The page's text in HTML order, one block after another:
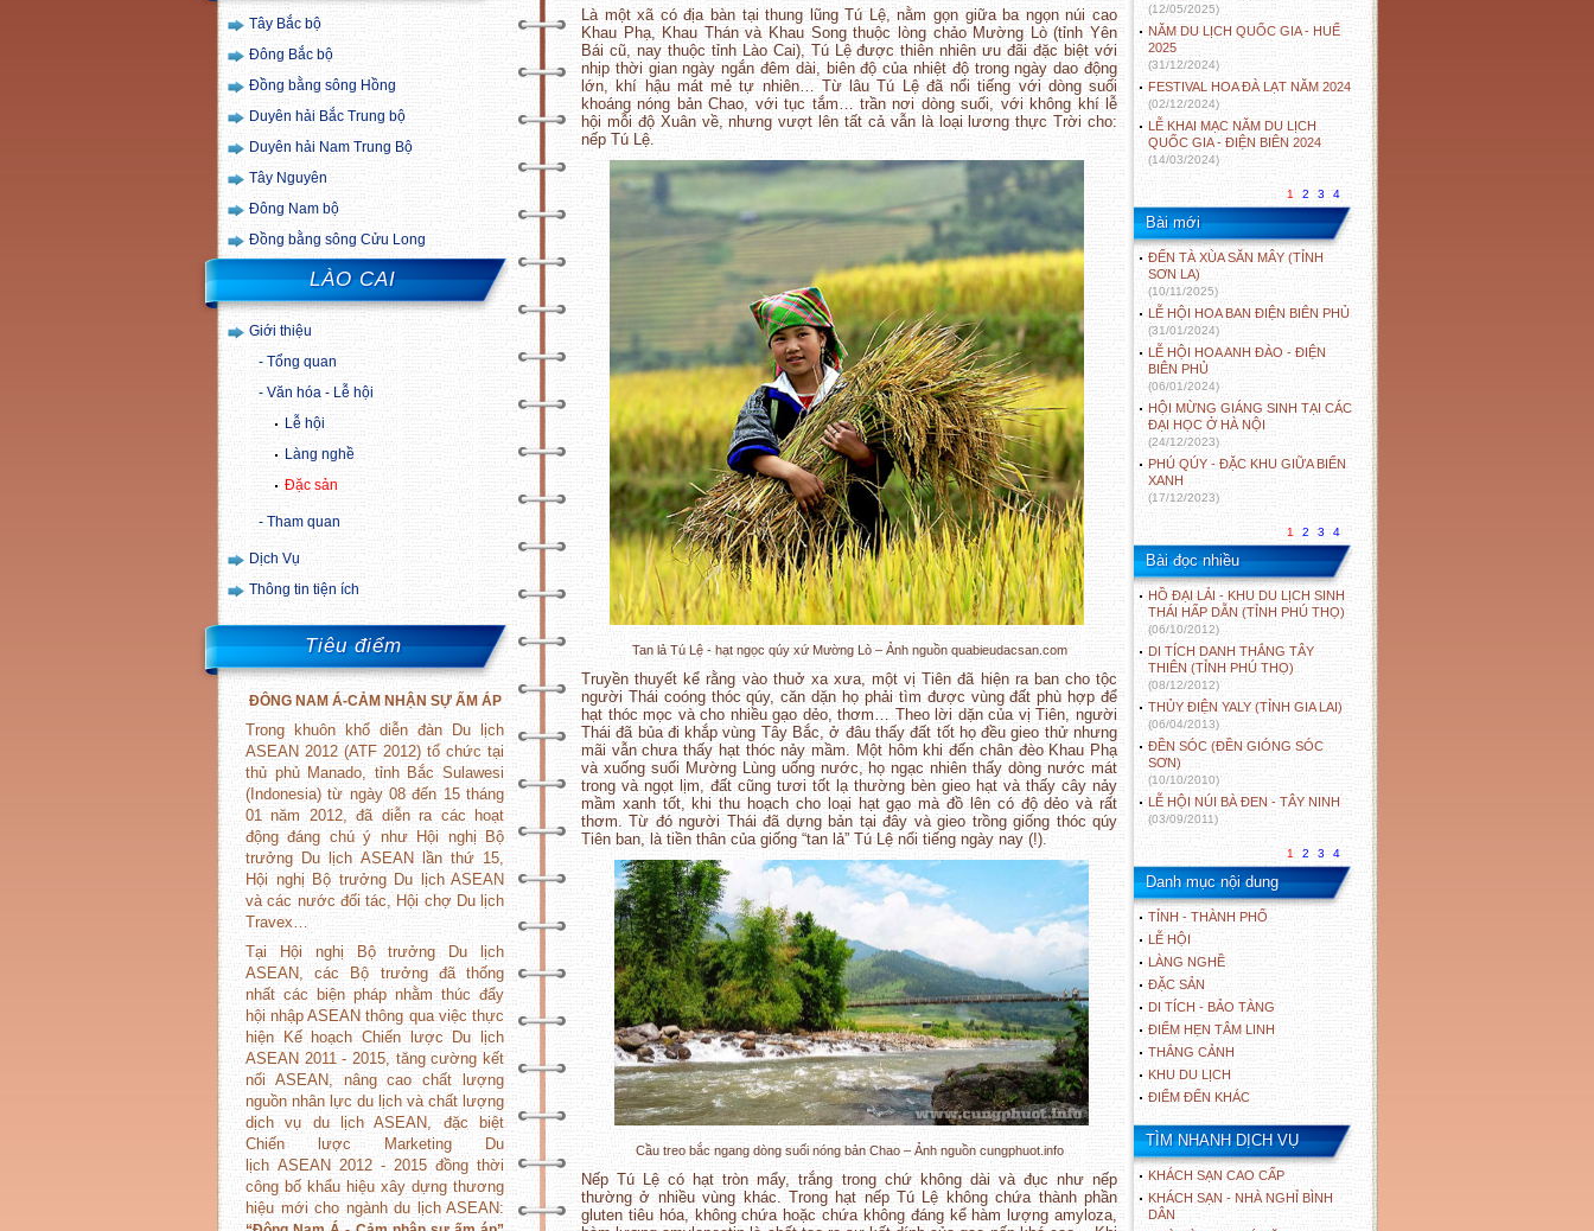
Tây Bắc bộ
Đông Bắc bộ
Đồng bằng sông Hồng
Duyên hải Bắc Trung bộ
Duyên hải Nam Trung Bộ
Tây Nguyên
Đông Nam bộ
Đồng bằng sông Cửu Long
LÀO CAI
Giới thiệu
Tổng quan
Văn hóa - Lễ hội
Lễ hội
Làng nghề
Đặc sản
Tham quan
Dịch Vụ
Thông tin tiện ích
Tiêu điểm
ĐÔNG NAM Á-CẢM NHẬN SỰ ẤM ÁP
Trong khuôn khổ diễn đàn Du lịch
ASEAN 2012 (ATF 2012) tổ chức tại
thủ phủ Manado, tỉnh Bắc Sulawesi
(Indonesia) từ ngày 08 đến 15 tháng
01 năm 2012, đã diễn ra các hoạt
động đáng chú ý như Hội nghị Bộ
trưởng Du lịch ASEAN lần thứ 15,
Hội nghị Bộ trưởng Du lịch ASEAN
và các nước đối tác, Hội chợ Du lịch
Travex…
Tại Hội nghị Bộ trưởng Du lịch
ASEAN, các Bộ trưởng đã thống
nhất các biện pháp nhằm thúc đẩy
hội nhập ASEAN thông qua việc thực
hiện Kế hoạch Chiến lược Du lịch
ASEAN 2011 - 2015, tăng cường kết
nối ASEAN, nâng cao chất lượng
nguồn nhân lực du lịch và chất lượng
dịch vụ du lịch ASEAN, đặc biệt
Chiến lược Marketing Du
lịch ASEAN 2012 - 2015 đồng thời
công bố khẩu hiệu xây dựng thương
hiệu mới cho ngành du lịch ASEAN:
Là một xã có địa bàn tại thung lũng Tú Lệ, nằm gọn giữa ba ngọn núi cao
Khau Phạ, Khau Thán và Khau Song thuộc lòng chảo Mường Lò (tỉnh Yên
Bái cũ, nay thuộc tỉnh Lào Cai), Tú Lệ được thiên nhiên ưu đãi đặc biệt với
nhịp thời gian ngày ngắn đêm dài, biên độ của nhiệt độ trong ngày dao động
lớn, khí hậu mát mẻ tự nhiên… Từ lâu Tú Lệ đã nổi tiếng với dòng suối
khoáng nóng bản Chao, với tục tắm… trần nơi dòng suối, với không khí lễ
hội mỗi độ Xuân về, nhưng vượt lên tất cả vẫn là loại lương thực Trời cho:
nếp Tú Lệ.
Tan lả Tú Lệ - hạt ngọc qúy xứ Mường Lò – Ảnh nguồn quabieudacsan.com
Truyền thuyết kể rằng vào thuở xa xưa, một vị Tiên đã hiện ra ban cho tộc
người Thái coóng thóc qúy, căn dặn họ phải tìm được vùng đất phù hợp để
hạt thóc mọc và cho nhiều gạo dẻo, thơm… Theo lời dặn của vị Tiên, người
Thái đã bủa đi khắp vùng Tây Bắc, ở đâu thấy đất tốt họ đều gieo thử nhưng
mãi vẫn chưa thấy hạt thóc nảy mầm. Một hôm khi đến chân đèo Khau Phạ
và xuống suối Mường Lùng uống nước, họ ngạc nhiên thấy dòng nước mát
trong và ngọt lịm, đất cũng tươi tốt lạ thường bèn gieo hạt và thấy cây nảy
mầm xanh tốt, khi thu hoạch cho loại hạt gạo mà đồ lên có độ dẻo và rất
thơm. Từ đó người Thái đã dựng bản tại đây và gieo trồng giống thóc qúy
Tiên ban, là tiền thân của giống “tan lả” Tú Lệ nổi tiếng ngày nay (!).
Cầu treo bắc ngang dòng suối nóng bản Chao – Ảnh nguồn cungphuot.info
Nếp Tú Lệ có hạt tròn mẩy, trắng trong chứ không dài và đục như nếp
thường ở nhiều vùng khác. Trong hạt nếp Tú Lệ không chứa thành phần
gluten tiêu hóa, không chứa hoặc chứa không đáng kể hàm lượng amyloza,
(12/05/2025)
NĂM DU LỊCH QUỐC GIA - HUẾ
2025
(31/12/2024)
FESTIVAL HOA ĐÀ LẠT NĂM 2024
(02/12/2024)
LỄ KHAI MẠC NĂM DU LỊCH
QUỐC GIA - ĐIỆN BIÊN 2024
(14/03/2024)
1 2 3 4
Bài mới
ĐẾN TÀ XÙA SĂN MÂY (TỈNH
SƠN LA)
(10/11/2025)
LỄ HỘI HOA BAN ĐIỆN BIÊN PHỦ
(31/01/2024)
LỄ HỘI HOA ANH ĐÀO - ĐIỆN
BIÊN PHỦ
(06/01/2024)
HỘI MỪNG GIÁNG SINH TẠI CÁC
ĐẠI HỌC Ở HÀ NỘI
(24/12/2023)
PHÚ QÚY - ĐẶC KHU GIỮA BIỂN
XANH
(17/12/2023)
1 2 3 4
Bài đọc nhiều
HỒ ĐẠI LẢI - KHU DU LỊCH SINH
THÁI HẤP DẪN (TỈNH PHÚ THỌ)
(06/10/2012)
DI TÍCH DANH THẮNG TÂY
THIÊN (TỈNH PHÚ THỌ)
(08/12/2012)
THỦY ĐIỆN YALY (TỈNH GIA LAI)
(06/04/2013)
ĐỀN SÓC (ĐỀN GIÓNG SÓC
SƠN)
(10/10/2010)
LỄ HỘI NÚI BÀ ĐEN - TÂY NINH
(03/09/2011)
1 2 3 4
Danh mục nội dung
TỈNH - THÀNH PHỐ
LỄ HỘI
LÀNG NGHỀ
ĐẶC SẢN
DI TÍCH - BẢO TÀNG
ĐIỂM HẸN TÂM LINH
THẮNG CẢNH
KHU DU LỊCH
ĐIỂM ĐẾN KHÁC
TÌM NHANH DỊCH VỤ
KHÁCH SẠN CAO CẤP
KHÁCH SẠN - NHÀ NGHỈ BÌNH
DÂN